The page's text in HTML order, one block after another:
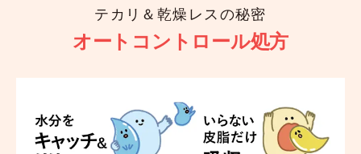
テカリ＆乾燥レスの秘密
オートコントロール処方